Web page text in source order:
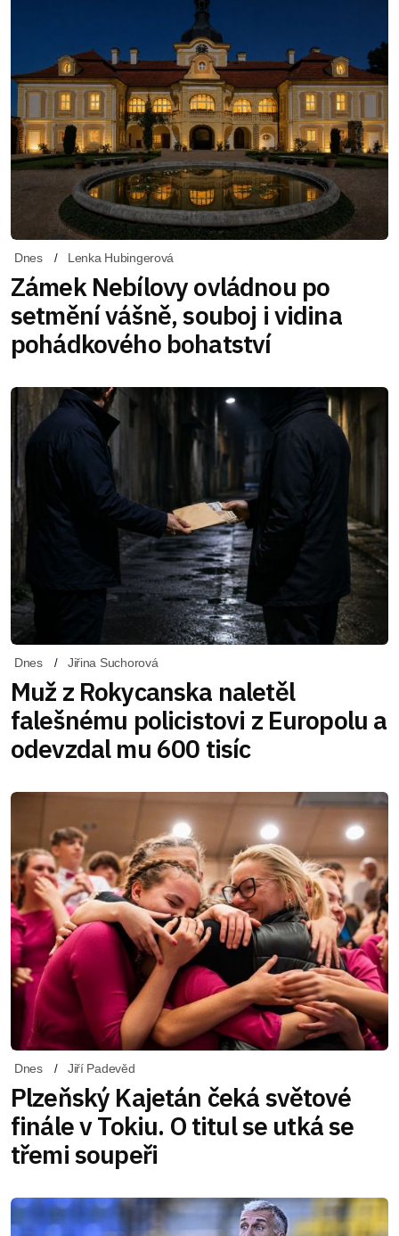
Dnes Lenka Hubingerová
Zámek Nebílovy ovládnou po
setmění vášně, souboj i vidina
pohádkového bohatství
Dnes Jiřina Suchorová
Muž z Rokycanska naletěl
falešnému policistovi z Europolu a
odevzdal mu 600 tisíc
Dnes Jiří Padevěd
Plzeňský Kajetán čeká světové
finále v Tokiu. O titul se utká se
třemi soupeři